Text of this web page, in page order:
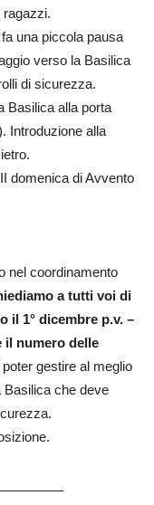
ragazzi.
una piccola pausa
verso la Basilica
di sicurezza.
Basilica alla porta
Introduzione alla
domenica di Avvento
nel coordinamento
a tutti voi di
il 1° dicembre p.v. –
il numero delle
poter gestire al meglio
Basilica che deve